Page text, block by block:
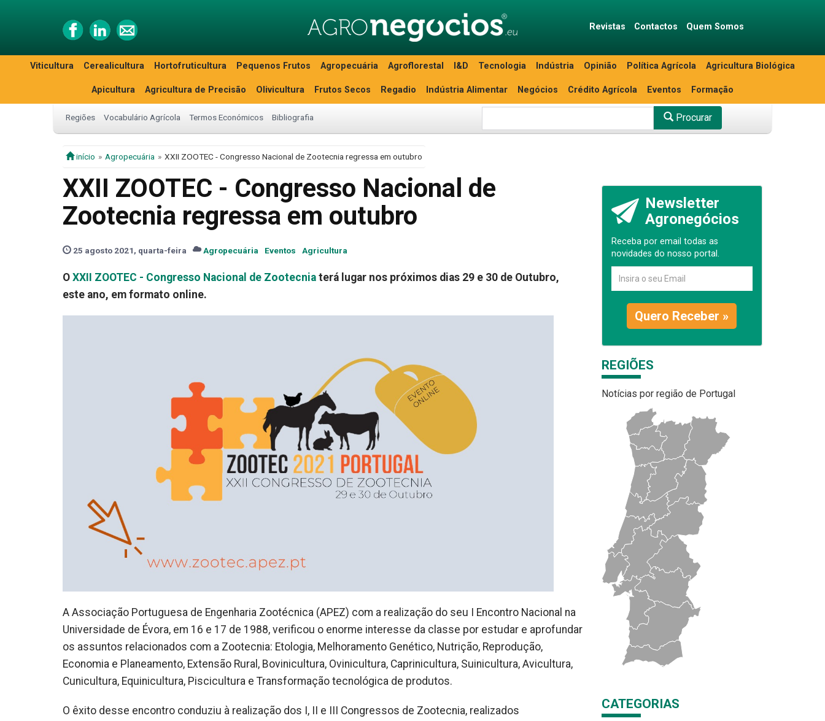
Revistas Contactos Quem Somos
Viticultura Cerealicultura Hortofruticultura Pequenos Frutos Agropecuária Agroflorestal I&D Tecnologia Indústria Opinião Política Agrícola Agricultura Biológica
Apicultura Agricultura de Precisão Olivicultura Frutos Secos Regadio Indústria Alimentar Negócios Crédito Agrícola Eventos Formação
Regiões Vocabulário Agrícola Termos Económicos Bibliografia Procurar
início Agropecuária XXII ZOOTEC - Congresso Nacional de Zootecnia regressa em outubro
XXII ZOOTEC - Congresso Nacional de
Zootecnia regressa em outubro
25 agosto 2021, quarta-feira Agropecuária Eventos Agricultura
O XXII ZOOTEC - Congresso Nacional de Zootecnia terá lugar nos próximos dias 29 e 30 de Outubro,
este ano, em formato online.
A Associação Portuguesa de Engenharia Zootécnica (APEZ) com a realização do seu I Encontro Nacional na
Universidade de Évora, em 16 e 17 de 1988, verificou o enorme interesse da classe por estudar e aprofundar
os assuntos relacionados com a Zootecnia: Etologia, Melhoramento Genético, Nutrição, Reprodução,
Economia e Planeamento, Extensão Rural, Bovinicultura, Ovinicultura, Caprinicultura, Suinicultura, Avicultura,
Cunicultura, Equinicultura, Piscicultura e Transformação tecnológica de produtos.
O êxito desse encontro conduziu à realização dos I, II e III Congressos de Zootecnia, realizados
Newsletter
Agronegócios
Receba por email todas as
novidades do nosso portal.
Quero Receber »
REGIÕES
Notícias por região de Portugal
CATEGORIAS